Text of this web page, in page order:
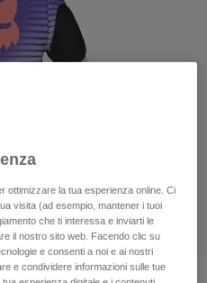
ottimizzare la tua esperienza online. Ci
visita (ad esempio, mantener i tuoi
che ti interessa e inviarti le
il nostro sito web. Facendo clic su
e consenti a noi e ai nostri
e condividere informazioni sulle tue